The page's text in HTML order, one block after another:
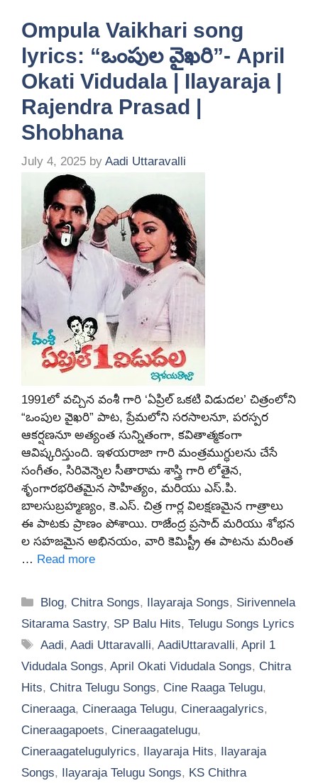
Ompula Vaikhari song
lyrics: “ఒంపుల వైఖరి”- April
Okati Vidudala | Ilayaraja |
Rajendra Prasad |
Shobhana
July 4, 2025 by Aadi Uttaravalli
1991లో వచ్చిన వంశీ గారి ‘ఏప్రిల్ ఒకటి విడుదల’ చిత్రంలోని
“ఒంపుల వైఖరి” పాట, ప్రేమలోని సరసాలనూ, పరస్పర
ఆకర్షణనూ అత్యంత సున్నితంగా, కవితాత్మకంగా
ఆవిష్కరిస్తుంది. ఇళయరాజా గారి మంత్రముగ్ధులను చేసే
సంగీతం, సిరివెన్నెల సీతారామ శాస్త్రి గారి లోతైన,
శృంగారభరితమైన సాహిత్యం, మరియు ఎస్.పి.
బాలసుబ్రహ్మణ్యం, కె.ఎస్. చిత్ర గార్ల విలక్షణమైన గాత్రాలు
ఈ పాటకు ప్రాణం పోశాయి. రాజేంద్ర ప్రసాద్ మరియు శోభన
ల సహజమైన అభినయం, వారి కెమిస్ట్రీ ఈ పాటను మరింత
… Read more
Categories
Blog, Chitra Songs, Ilayaraja Songs, Sirivennela
Sitarama Sastry, SP Balu Hits, Telugu Songs Lyrics
Tags
Aadi,Aadi Uttaravalli,AadiUttaravalli,April 1
Vidudala Songs, April Okati Vidudala Songs, Chitra
Hits, Chitra Telugu Songs, Cine Raaga Telugu,
Cineraaga, Cineraaga Telugu, Cineraagalyrics,
Cineraagapoets, Cineraagatelugu,
Cineraagatelugulyrics, Ilayaraja Hits,
Ilayaraja
Songs, Ilayaraja Telugu Songs, KS Chithra